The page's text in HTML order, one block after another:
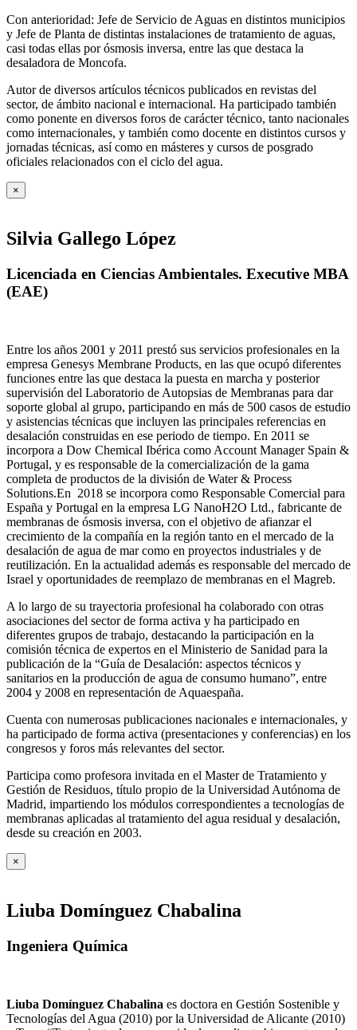
Con anterioridad: Jefe de Servicio de Aguas en distintos municipios
y Jefe de Planta de distintas instalaciones de tratamiento de aguas,
casi todas ellas por ósmosis inversa, entre las que destaca la
desaladora de Moncofa.
Autor de diversos artículos técnicos publicados en revistas del
sector, de ámbito nacional e internacional. Ha participado también
como ponente en diversos foros de carácter técnico, tanto nacionales
como internacionales, y también como docente en distintos cursos y
jornadas técnicas, así como en másteres y cursos de posgrado
oficiales relacionados con el ciclo del agua.
×
Silvia Gallego López
Licenciada en Ciencias Ambientales. Executive MBA
(EAE)
Entre los años 2001 y 2011 prestó sus servicios profesionales en la
empresa Genesys Membrane Products, en las que ocupó diferentes
funciones entre las que destaca la puesta en marcha y posterior
supervisión del Laboratorio de Autopsias de Membranas para dar
soporte global al grupo, participando en más de 500 casos de estudio
y asistencias técnicas que incluyen las principales referencias en
desalación construidas en ese periodo de tiempo. En 2011 se
incorpora a Dow Chemical Ibérica como Account Manager Spain &
Portugal, y es responsable de la comercialización de la gama
completa de productos de la división de Water & Process
Solutions.En 2018 se incorpora como Responsable Comercial para
España y Portugal en la empresa LG NanoH2O Ltd., fabricante de
membranas de ósmosis inversa, con el objetivo de afianzar el
crecimiento de la compañía en la región tanto en el mercado de la
desalación de agua de mar como en proyectos industriales y de
reutilización. En la actualidad además es responsable del mercado de
Israel y oportunidades de reemplazo de membranas en el Magreb.
A lo largo de su trayectoria profesional ha colaborado con otras
asociaciones del sector de forma activa y ha participado en
diferentes grupos de trabajo, destacando la participación en la
comisión técnica de expertos en el Ministerio de Sanidad para la
publicación de la “Guía de Desalación: aspectos técnicos y
sanitarios en la producción de agua de consumo humano”, entre
2004 y 2008 en representación de Aquaespaña.
Cuenta con numerosas publicaciones nacionales e internacionales, y
ha participado de forma activa (presentaciones y conferencias) en los
congresos y foros más relevantes del sector.
Participa como profesora invitada en el Master de Tratamiento y
Gestión de Residuos, título propio de la Universidad Autónoma de
Madrid, impartiendo los módulos correspondientes a tecnologías de
membranas aplicadas al tratamiento del agua residual y desalación,
desde su creación en 2003.
×
Liuba Domínguez Chabalina
Ingeniera Química
Liuba Domínguez Chabalina es doctora en Gestión Sostenible y
Tecnologías del Agua (2010) por la Universidad de Alicante (2010)